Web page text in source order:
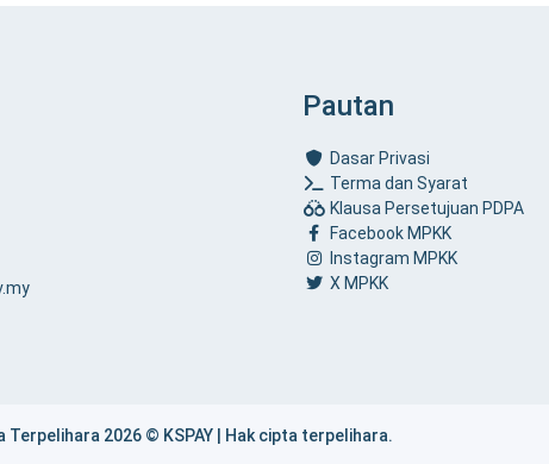
Pautan
Dasar Privasi
Terma dan Syarat
Klausa Persetujuan PDPA
Facebook MPKK
Instagram MPKK
X MPKK
Terpelihara 2026 © KSPAY | Hak cipta terpelihara.